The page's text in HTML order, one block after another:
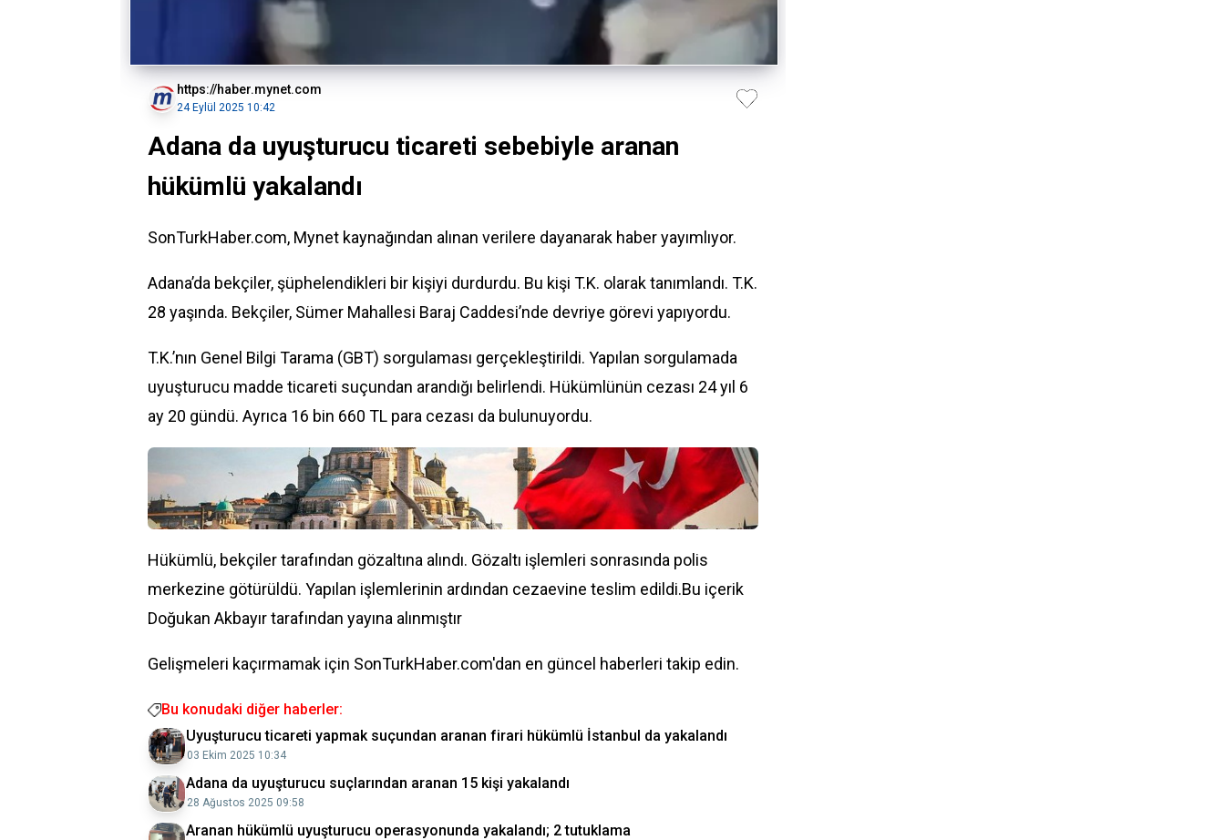
https://haber.mynet.com
24 Eylül 2025 10:42
Adana da uyuşturucu ticareti sebebiyle aranan
hükümlü yakalandı
SonTurkHaber.com, Mynet kaynağından alınan verilere dayanarak haber yayımlıyor.
Adana’da bekçiler, şüphelendikleri bir kişiyi durdurdu. Bu kişi T.K. olarak tanımlandı. T.K.
28 yaşında. Bekçiler, Sümer Mahallesi Baraj Caddesi’nde devriye görevi yapıyordu.
T.K.’nın Genel Bilgi Tarama (GBT) sorgulaması gerçekleştirildi. Yapılan sorgulamada
uyuşturucu madde ticareti suçundan arandığı belirlendi. Hükümlünün cezası 24 yıl 6
ay 20 gündü. Ayrıca 16 bin 660 TL para cezası da bulunuyordu.
Hükümlü, bekçiler tarafından gözaltına alındı. Gözaltı işlemleri sonrasında polis
merkezine götürüldü. Yapılan işlemlerinin ardından cezaevine teslim edildi.Bu içerik
Doğukan Akbayırtarafından yayına alınmıştır
Gelişmeleri kaçırmamak için SonTurkHaber.com'dan en güncel haberleri takip edin.
Bu konudaki diğer haberler:
Uyuşturucu ticareti yapmak suçundan aranan firari hükümlü İstanbul da yakalandı
03 Ekim 2025 10:34
Adana da uyuşturucu suçlarından aranan 15 kişi yakalandı
28 Ağustos 2025 09:58
Aranan hükümlü uyuşturucu operasyonunda yakalandı; 2 tutuklama